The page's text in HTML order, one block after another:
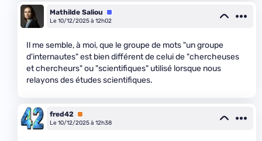
Mathilde Saliou
Équipe
Le 10/12/2025 à 12h02
Il me semble, à moi, que le groupe de mots "un groupe
d'internautes" est bien différent de celui de "chercheuses
et chercheurs" ou "scientifiques" utilisé lorsque nous
relayons des études scientifiques.
fred42 Premium
Le 10/12/2025 à 12h38